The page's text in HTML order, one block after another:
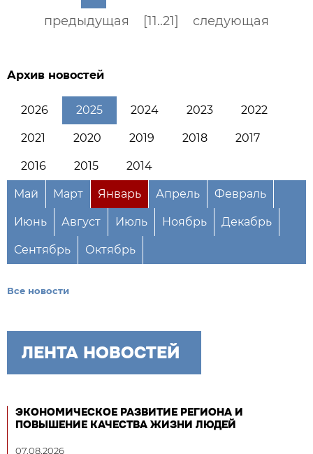
предыдущая
[11..21]
следующая
Архив новостей
2026 2025 2024 2023 2022
2021 2020 2019 2018 2017
2016 2015 2014
Май Март Январь Апрель Февраль
Июнь Август Июль Ноябрь Декабрь
Сентябрь Октябрь
Все новости
ЛЕНТА НОВОСТЕЙ
ЭКОНОМИЧЕСКОЕ РАЗВИТИЕ РЕГИОНА И
ПОВЫШЕНИЕ КАЧЕСТВА ЖИЗНИ ЛЮДЕЙ
07.08.2026